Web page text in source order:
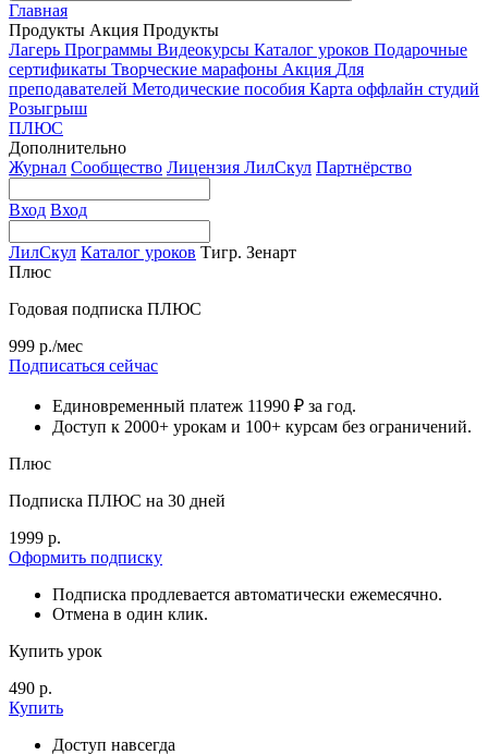
Главная
Продукты Акция Продукты
Лагерь Программы Видеокурсы Каталог уроков Подарочные
сертификаты Творческие марафоны Акция Для
преподавателей Методические пособия Карта оффлайн студий
Розыгрыш
ПЛЮС
Дополнительно
Журнал Сообщество Лицензия ЛилСкул Партнёрство
Вход Вход
ЛилСкул Каталог уроков Тигр. Зенарт
Плюс
Годовая подписка ПЛЮС
999 р./мес
Подписаться сейчас
Единовременный платеж 11990 ₽ за год.
Доступ к 2000+ урокам и 100+ курсам без ограничений.
Плюс
Подписка ПЛЮС на 30 дней
1999 р.
Оформить подписку
Подписка продлевается автоматически ежемесячно.
Отмена в один клик.
Купить урок
490 р.
Купить
Доступ навсегда